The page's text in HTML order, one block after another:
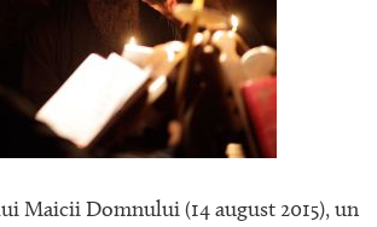
Maicii Domnului (14 august 2015), un